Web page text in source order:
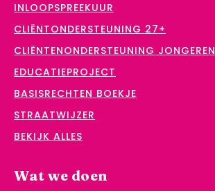
INLOOPSPREEKUUR
CLIËNTONDERSTEUNING 27+
CLIËNTENONDERSTEUNING JONGEREN
EDUCATIEPROJECT
BASISRECHTEN BOEKJE
STRAATWIJZER
BEKIJK ALLES
Wat we doen